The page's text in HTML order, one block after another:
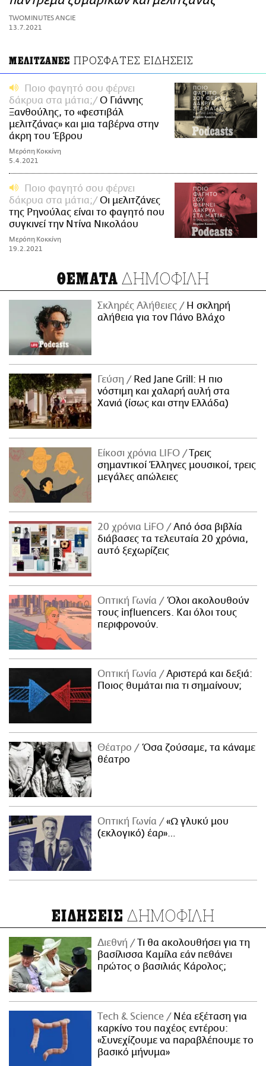
ΑΜΠΑ
PRINT
TWOMINUTES ANGIE
13.7.2021
ΜΕΛΙΤΖΑΝΕΣ ΠΡΟΣΦΑΤΕΣ ΕΙΔΗΣΕΙΣ
Ποιο φαγητό σου φέρνει
δάκρυα στα μάτια;
Ο Γιάννης
Ξανθούλης, το «φεστιβάλ
μελιτζάνας» και μια ταβέρνα στην
άκρη του Έβρου
Μερόπη Κοκκίνη
5.4.2021
Ποιο φαγητό σου φέρνει
δάκρυα στα μάτια;
Οι μελιτζάνες
της Ρηνούλας είναι το φαγητό που
συγκινεί την Ντίνα Νικολάου
Μερόπη Κοκκίνη
19.2.2021
ΘΕΜΑΤΑ ΔΗΜΟΦΙΛΗ
Σκληρές Αλήθειες
H σκληρή
αλήθεια για τον Πάνο Βλάχο
Γεύση
Red Jane Grill: Η πιο
νόστιμη και χαλαρή αυλή στα
Χανιά (ίσως και στην Ελλάδα)
Είκοσι χρόνια LIFO
Tρεις
σημαντικοί Έλληνες μουσικοί, τρεις
μεγάλες απώλειες
20 χρόνια LiFO
Από όσα βιβλία
διάβασες τα τελευταία 20 χρόνια,
αυτό ξεχωρίζεις
Οπτική Γωνία
Όλοι ακολουθούν
τους influencers. Και όλοι τους
περιφρονούν.
Οπτική Γωνία
Αριστερά και δεξιά:
Ποιος θυμάται πια τι σημαίνουν;
Θέατρο
Όσα ζούσαμε, τα κάναμε
θέατρο
Οπτική Γωνία
«Ω γλυκύ μου
(εκλογικό) έαρ»…
ΕΙΔΗΣΕΙΣ ΔΗΜΟΦΙΛΗ
Διεθνή
Τι θα ακολουθήσει για τη
βασίλισσα Καμίλα εάν πεθάνει
πρώτος ο βασιλιάς Κάρολος;
Τech & Science
Νέα εξέταση για
καρκίνο του παχέος εντέρου:
«Συνεχίζουμε να παραβλέπουμε το
βασικό μήνυμα»